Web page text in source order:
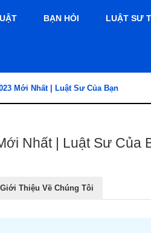
BẠN HỎI LUẬT SƯ
Mới Nhất | Luật Sư Của Bạn
Nhất | Luật Sư Của
Giới Thiệu Về Chúng Tôi